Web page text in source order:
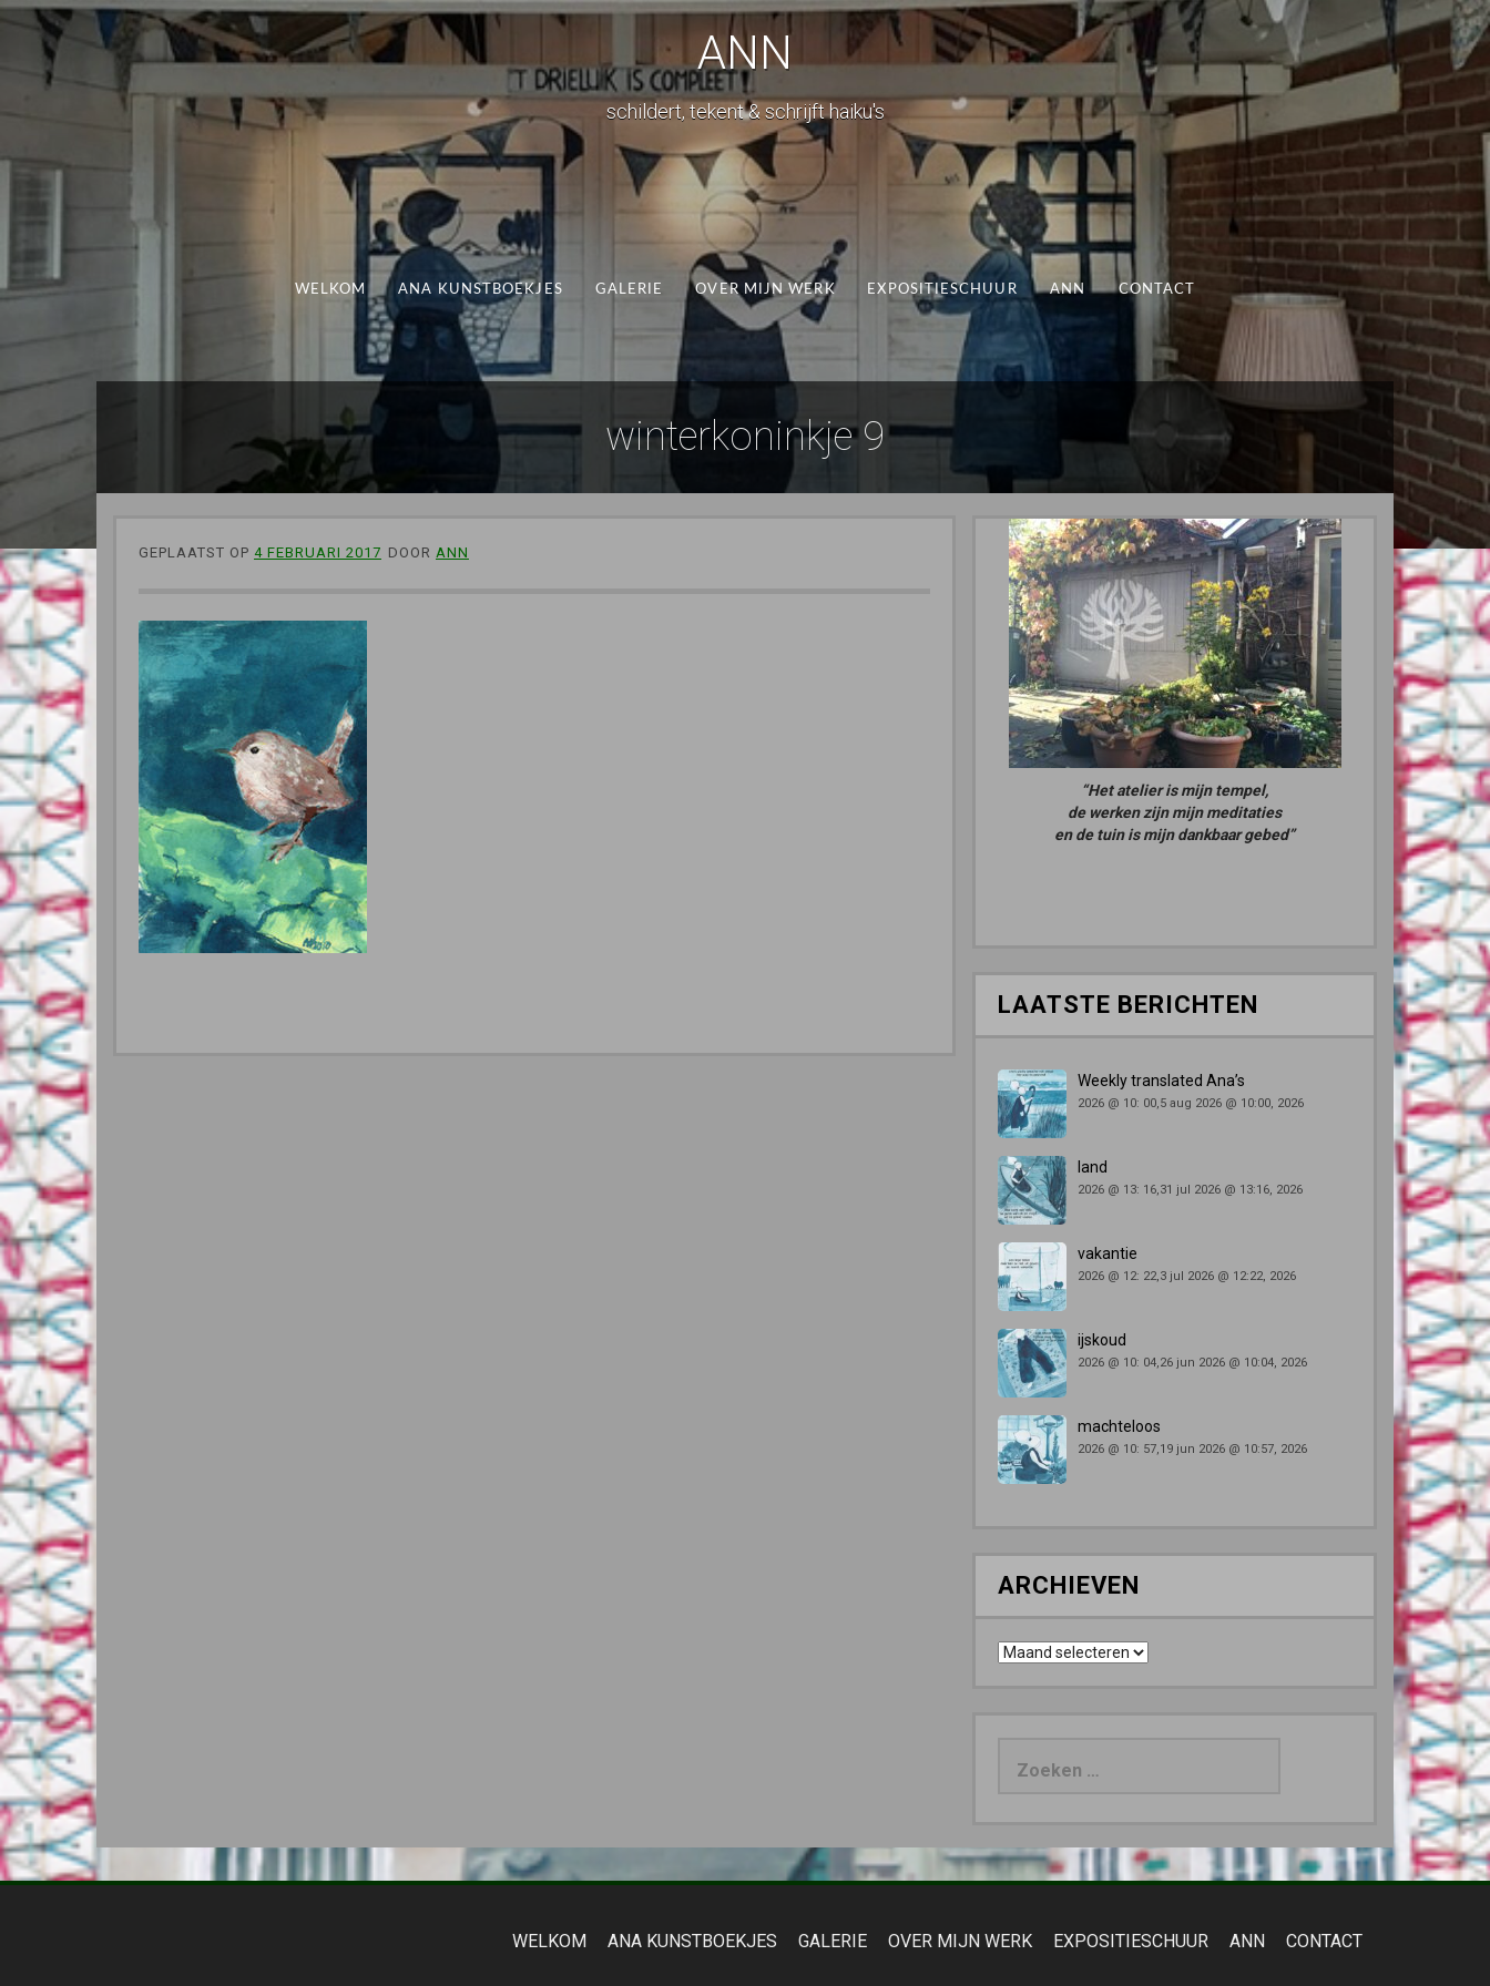
ANN
schildert, tekent & schrijft haiku's
WELKOM ANA KUNSTBOEKJES GALERIE OVER MIJN WERK EXPOSITIESCHUUR ANN CONTACT
winterkoninkje 9
GEPLAATST OP 4 FEBRUARI 2017 DOOR ANN
“Het atelier is mijn tempel,
de werken zijn mijn meditaties
en de tuin is mijn dankbaar gebed”
LAATSTE BERICHTEN
Weekly translated Ana’s
2026 @ 10: 00,5 aug 2026 @ 10:00, 2026
land
2026 @ 13: 16,31 jul 2026 @ 13:16, 2026
vakantie
2026 @ 12: 22,3 jul 2026 @ 12:22, 2026
ijskoud
2026 @ 10: 04,26 jun 2026 @ 10:04, 2026
machteloos
2026 @ 10: 57,19 jun 2026 @ 10:57, 2026
ARCHIEVEN
Archieven
WELKOM ANA KUNSTBOEKJES GALERIE OVER MIJN WERK EXPOSITIESCHUUR ANN CONTACT